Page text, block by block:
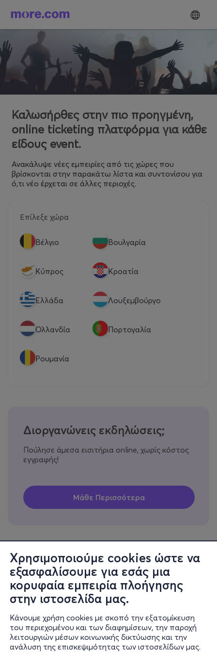
Χρησιμοποιούμε cookies ώστε να
εξασφαλίσουμε για εσάς μια
κορυφαία εμπειρία πλοήγησης
στην ιστοσελίδα μας.
Κάνουμε χρήση cookies με σκοπό την εξατομίκευση
του περιεχομένου και των διαφημίσεων, την παροχή
λειτουργιών μέσων κοινωνικής δικτύωσης και την
ανάλυση της επισκεψιμότητας των ιστοσελίδων μας.
Καλωσήρθες στην πιο προηγμένη,
online ticketing πλατφόρμα για κάθε
είδους event.
Ανακάλυψε νέες εμπειρίες από τις χώρες που
βρίσκονται στην παρακάτω λίστα και συντονίσου για
ό,τι νέο έρχεται σε άλλες περιοχές.
Επίλεξε χώρα
Βέλγιο Βουλγαρία
Κύπρος Κροατία
Eλλάδα Λουξεμβούργο
Ολλανδία Πορτογαλία
Ρουμανία
Διοργανώνεις εκδηλώσεις;
Πούλησε άμεσα εισιτήρια online, χωρίς κόστος
εγγραφής!
Πληροφορίες
Υποστήριξη
Stay Connected